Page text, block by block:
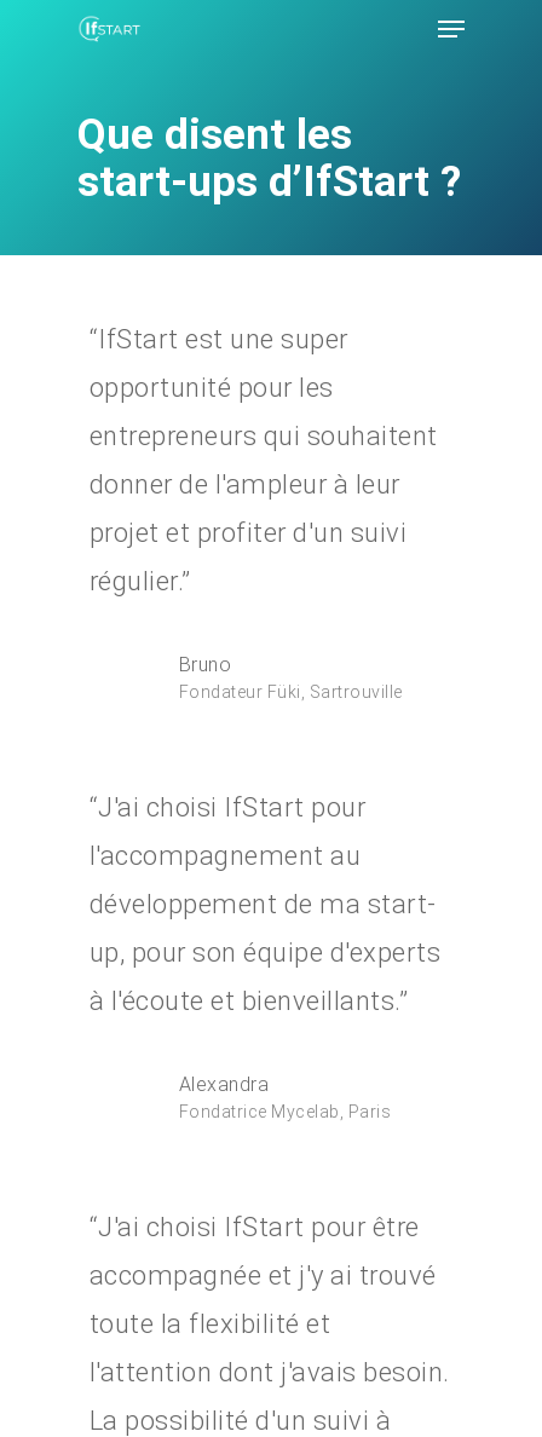
Hit enter to search or ESC to close
Que disent les
start-ups d’IfStart ?
“IfStart est une super
opportunité pour les
entrepreneurs qui souhaitent
donner de l'ampleur à leur
projet et profiter d'un suivi
régulier.”
Bruno
Fondateur Füki, Sartrouville
“J'ai choisi IfStart pour
l'accompagnement au
développement de ma start-
up, pour son équipe d'experts
à l'écoute et bienveillants.”
Alexandra
Fondatrice Mycelab, Paris
“J'ai choisi IfStart pour être
accompagnée et j'y ai trouvé
toute la flexibilité et
l'attention dont j'avais besoin.
La possibilité d'un suivi à